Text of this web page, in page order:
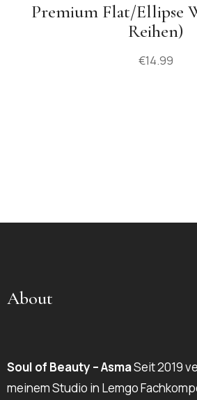
Premium Flat/Ellipse
Reihen)
€14.99
About
Soul of Beauty – AsmaSeit 2019
meinem Studio in Lemgo